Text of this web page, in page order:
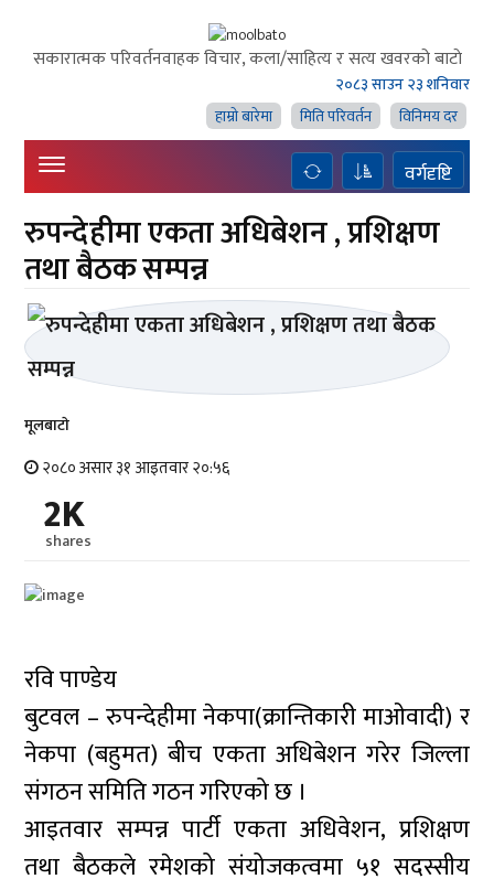
सकारात्मक परिवर्तनवाहक विचार, कला/साहित्य र सत्य खवरको बाटाे
२०८३ साउन २३ शनिवार
हाम्राे बारेमा
मिति परिवर्तन विनिमय दर
वर्गदृष्टि
रुपन्देहीमा एकता अधिबेशन , प्रशिक्षण
तथा बैठक सम्पन्न
मूलबाटाे
२०८० असार ३१ आइतवार २०:५६
2K
shares
रवि पाण्डेय
बुटवल – रुपन्देहीमा नेकपा(क्रान्तिकारी माओवादी) र
नेकपा (बहुमत) बीच एकता अधिबेशन गरेर जिल्ला
संगठन समिति गठन गरिएको छ ।
आइतवार सम्पन्न पार्टी एकता अधिवेशन, प्रशिक्षण
तथा बैठकले रमेशको संयोजकत्वमा ५१ सदस्सीय